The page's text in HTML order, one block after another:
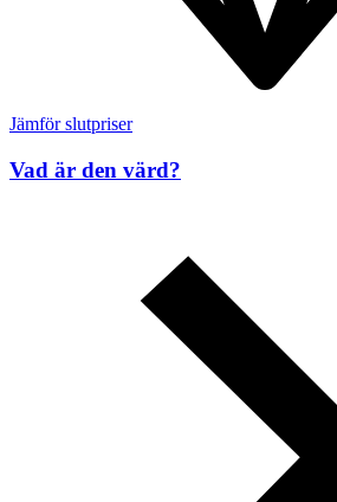
Jämför slutpriser
Vad är den värd?